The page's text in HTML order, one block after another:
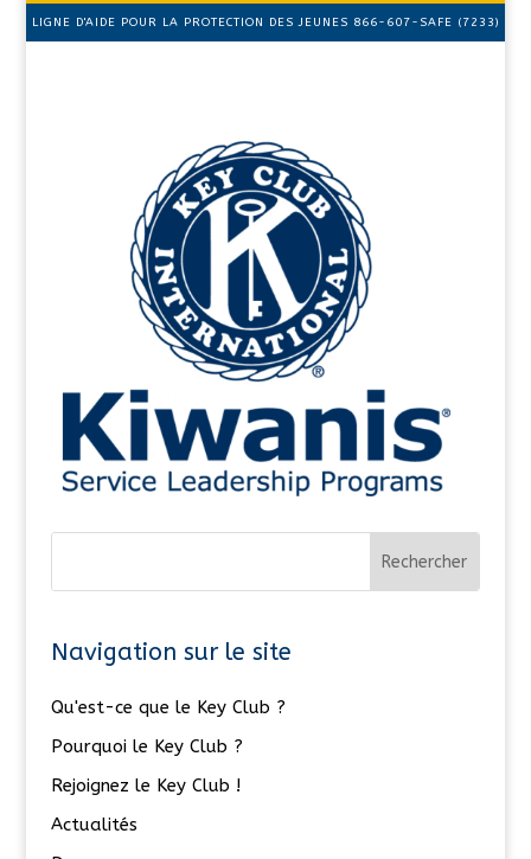
LIGNE D'AIDE POUR LA PROTECTION DES JEUNES 866-607-SAFE (7233)
Navigation sur le site
Qu'est-ce que le Key Club ?
Pourquoi le Key Club ?
Rejoignez le Key Club !
Actualités